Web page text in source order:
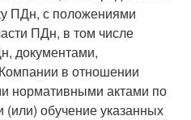
ПДн, с положениями
ПДн, в том числе
документами,
в отношении
нормативными актами по
обучение указанных